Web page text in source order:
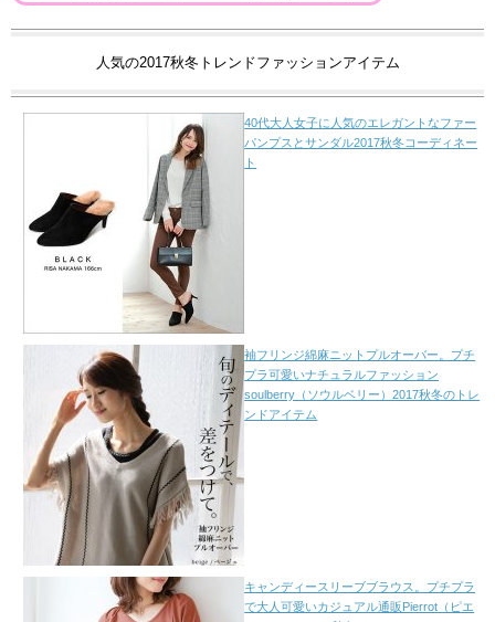
人気の2017秋冬トレンドファッションアイテム
40代大人女子に人気のエレガントなファー
パンプスとサンダル2017秋冬コーディネー
ト
袖フリンジ綿麻ニットプルオーバー。プチ
プラ可愛いナチュラルファッション
soulberry（ソウルベリー）2017秋冬のトレ
ンドアイテム
キャンディースリーブブラウス。プチプラ
で大人可愛いカジュアル通販Pierrot（ピエ